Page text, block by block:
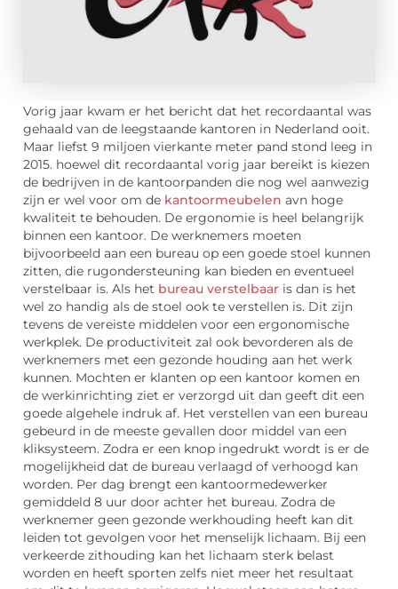
Vorig jaar kwam er het bericht dat het recordaantal was
gehaald van de leegstaande kantoren in Nederland ooit.
Maar liefst 9 miljoen vierkante meter pand stond leeg in
2015. hoewel dit recordaantal vorig jaar bereikt is kiezen
de bedrijven in de kantoorpanden die nog wel aanwezig
zijn er wel voor om de kantoormeubelen avn hoge
kwaliteit te behouden. De ergonomie is heel belangrijk
binnen een kantoor. De werknemers moeten
bijvoorbeeld aan een bureau op een goede stoel kunnen
zitten, die rugondersteuning kan bieden en eventueel
verstelbaar is. Als het bureau verstelbaar is dan is het
wel zo handig als de stoel ook te verstellen is. Dit zijn
tevens de vereiste middelen voor een ergonomische
werkplek. De productiviteit zal ook bevorderen als de
werknemers met een gezonde houding aan het werk
kunnen. Mochten er klanten op een kantoor komen en
de werkinrichting ziet er verzorgd uit dan geeft dit een
goede algehele indruk af. Het verstellen van een bureau
gebeurd in de meeste gevallen door middel van een
kliksysteem. Zodra er een knop ingedrukt wordt is er de
mogelijkheid dat de bureau verlaagd of verhoogd kan
worden. Per dag brengt een kantoormedewerker
gemiddeld 8 uur door achter het bureau. Zodra de
werknemer geen gezonde werkhouding heeft kan dit
leiden tot gevolgen voor het menselijk lichaam. Bij een
verkeerde zithouding kan het lichaam sterk belast
worden en heeft sporten zelfs niet meer het resultaat